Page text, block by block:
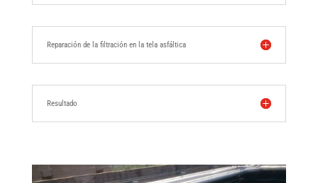
Reparación de la filtración en la tela asfáltica
Resultado